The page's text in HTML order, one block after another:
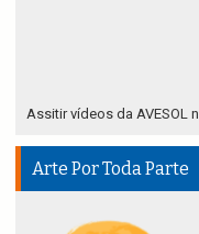
Assitir vídeos da AVESOL
Arte Por Toda Parte